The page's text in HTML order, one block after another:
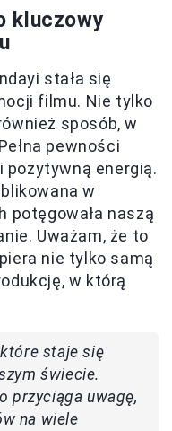
kluczowy
stała się
filmu. Nie tylko
sposób, w
pewności
pozytywną energią.
w
potęgowała naszą
Uważam, że to
nie tylko samą
w którą
staje się
świecie.
przyciąga uwagę,
na wiele